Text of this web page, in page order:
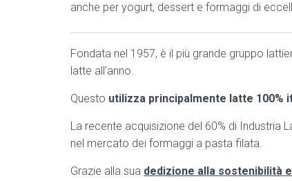
anche per yogurt, dessert e formaggi di
Fondata nel 1957, è il più grande gruppo
latte all’anno.
Questo utilizza principalmente latte 100%
La recente acquisizione del 60% di Industria
nel mercato dei formaggi a pasta filata.
Grazie alla sua dedizione alla sostenibilità